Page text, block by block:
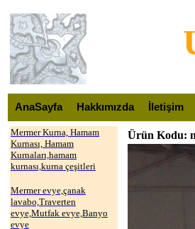
AnaSayfa Hakkımızda İletişim
Mermer Kurna, Hamam
Kurnası, Hamam
Kurnaları,hamam
kurnası,kurna çeşitleri
Mermer evye,çanak
lavabo,Traverten
evye,Mutfak evye,Banyo
evye
Ürün Kodu: